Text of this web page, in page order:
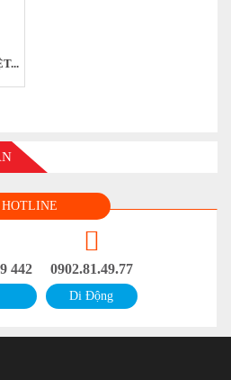
HOTLINE
442 0902.81.49.77
Di Động